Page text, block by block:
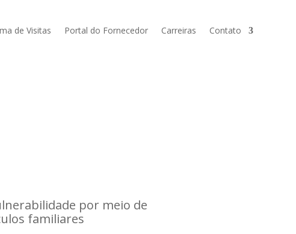
de Visitas Portal do Fornecedor Carreiras Contato
por meio de
familiares